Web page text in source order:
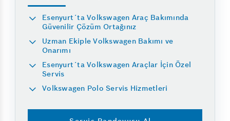
Esenyurt´ta Volkswagen Araç Bakımında
Güvenilir Çözüm Ortağınız
Uzman Ekiple Volkswagen Bakımı ve
Onarımı
Esenyurt´ta Volkswagen Araçlar İçin Özel
Servis
Volkswagen Polo Servis Hizmetleri